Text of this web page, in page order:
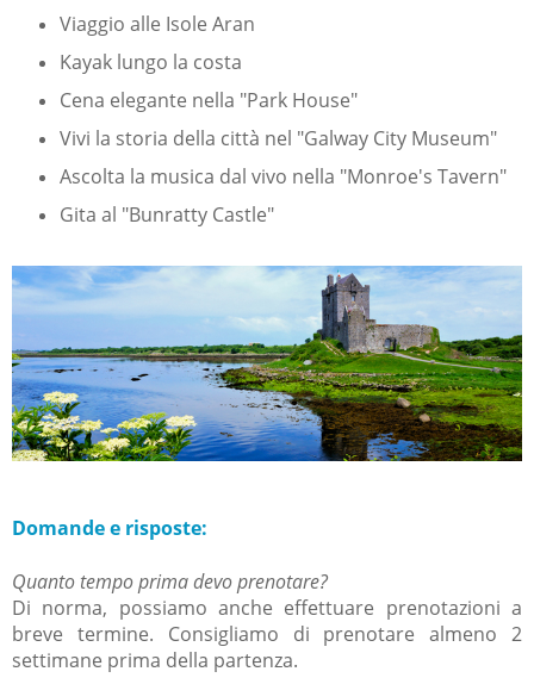
Viaggio alle Isole Aran
Kayak lungo la costa
Cena elegante nella "Park House"
Vivi la storia della città nel "Galway City Museum"
Ascolta la musica dal vivo nella "Monroe's Tavern"
Gita al "Bunratty Castle"
Domande e risposte:
Quanto tempo prima devo prenotare?
Di norma, possiamo anche effettuare prenotazioni a
breve termine.
Consigliamo di prenotare almeno 2
settimane prima della partenza.